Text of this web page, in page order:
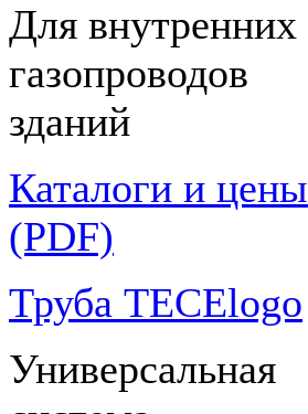
Для внутренних
газопроводов
зданий
Каталоги и цены
(PDF)
Труба TECElogo
Универсальная